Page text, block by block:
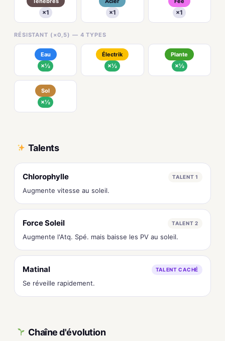
×1 ×1 ×1
RÉSISTANT (×0,5) — 4 TYPES
Eau
×½
Électrik
×½
Plante
×½
Sol
×½
Talents
Chlorophylle TALENT 1
Augmente vitesse au soleil.
Force Soleil TALENT 2
Augmente l'Atq. Spé. mais baisse les PV au soleil.
Matinal TALENT CACHÉ
Se réveille rapidement.
Chaîne d'évolution